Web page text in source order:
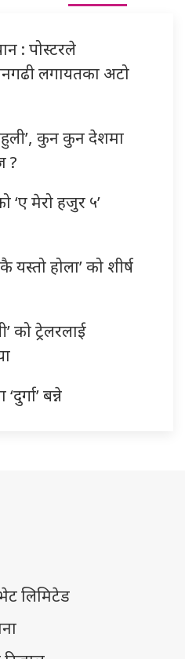
: पोस्टरले
लगायतका अटो
कुन कुन देशमा
?
‘ए मेरो हजुर ५’
यस्तो होला’ को शीर्ष
को ट्रेलरलाई
बन्ने
लिमिटेड